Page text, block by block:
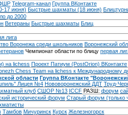
Telegram-канал Группа ВКонтакте
17 июня) Быстрые шахматы (18 июня)
до 2000
Ветераны Быстрые шахматы Блиц
лига
Воронежа среди школьников Воронежский
Чемпионат области по блицу первая
на lichess Проект Патиум (PostOrion) ВКонтакте
Chess Team на lichess к Международному
области Группа ВКонтакте
Лицея №4 Нововоронежский ДДТ Труд-
клуб СШОР №13 ICCF РАЗШ: форум
исторический форум Cтарый форум (только
Тамбов Мичуринск Курск Железногорск